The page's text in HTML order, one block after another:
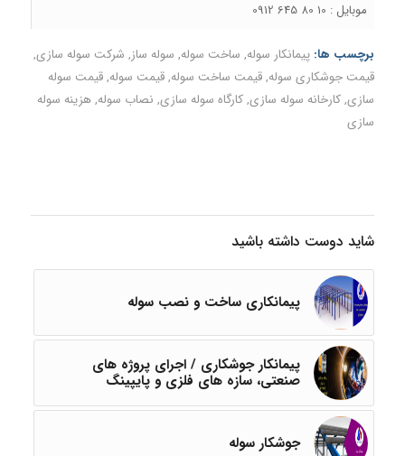
موبایل : 10 80 645 0912
برچسب ها: پیمانکار سوله, ساخت سوله, سوله ساز, شرکت سوله سازی,
قیمت جوشکاری سوله,قیمت ساخت سوله,قیمت سوله,قیمت سوله
سازی,کارخانه سوله سازی,کارگاه سوله سازی, نصاب سوله,هزینه سوله
سازی
شاید دوست داشته باشید
پیمانکاری ساخت و نصب سوله
پیمانکار جوشکاری / اجرای پروژه های
صنعتی، سازه های فلزی و پایپینگ
جوشکار سوله